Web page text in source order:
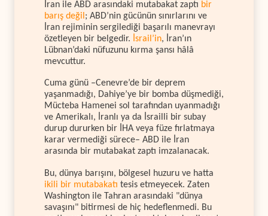
İran ile ABD arasındaki mutabakat zaptı bir
barış değil ; ABD’nin gücünün sınırlarını ve
İran rejiminin sergilediği başarılı manevrayı
özetleyen bir belgedir. İsrail’in, İran’ın
Lübnan’daki nüfuzunu kırma şansı hâlâ
mevcuttur.
Cuma günü –Cenevre’de bir deprem
yaşanmadığı, Dahiye’ye bir bomba düşmediği,
Mücteba Hamenei sol tarafından uyanmadığı
ve Amerikalı, İranlı ya da İsrailli bir subay
durup dururken bir İHA veya füze fırlatmaya
karar vermediği sürece– ABD ile İran
arasında bir mutabakat zaptı imzalanacak.
Bu, dünya barışını, bölgesel huzuru ve hatta
ikili bir mutabakatı tesis etmeyecek. Zaten
Washington ile Tahran arasındaki "dünya
savaşını" bitirmesi de hiç hedeflenmedi. Bu